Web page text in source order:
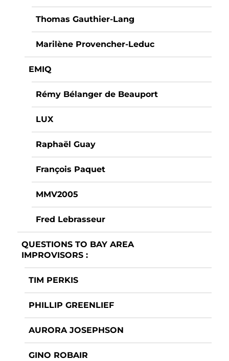
Thomas Gauthier-Lang
Marilène Provencher-Leduc
EMIQ
Rémy Bélanger de Beauport
LUX
Raphaël Guay
François Paquet
MMV2005
Fred Lebrasseur
QUESTIONS TO BAY AREA
IMPROVISORS :
TIM PERKIS
PHILLIP GREENLIEF
AURORA JOSEPHSON
GINO ROBAIR